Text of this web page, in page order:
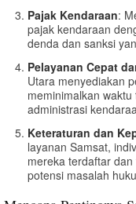
Pajak Kendaraan:
pajak kendaraan
denda dan sanksi
Pelayanan Cepat
Utara menyediakan
meminimalkan
administrasi
Keteraturan dan
layanan Samsat,
mereka terdaftar
potensi masalah